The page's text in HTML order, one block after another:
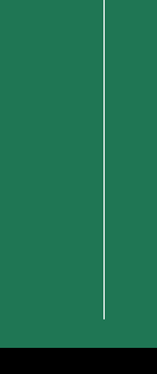
预约）
约）
约）
前预约）
预约）
预约）